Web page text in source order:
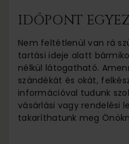
IDŐPONT
Nem feltétlenül van rá
tartási ideje alatt
nélkül látogatható.
szándékát és okát,
információval tudunk
vásárlási vagy rendelési
takaríthatunk meg